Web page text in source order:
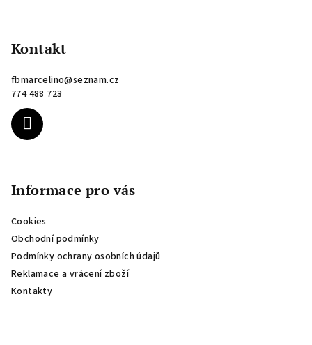
Kontakt
fbmarcelino@seznam.cz
774 488 723
Informace pro vás
Cookies
Obchodní podmínky
Podmínky ochrany osobních údajů
Reklamace a vrácení zboží
Kontakty